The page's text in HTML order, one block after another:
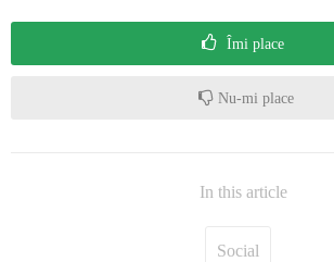
Îmi place
Nu-mi place
In this article
Social